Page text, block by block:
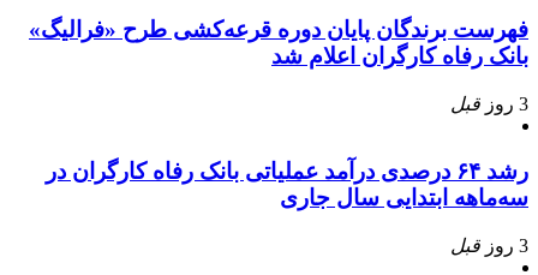
فهرست برندگان پایان دوره قرعه‌کشی طرح «فرالیگ»
بانک رفاه کارگران اعلام شد
3 روز قبل
رشد ۶۴ درصدی درآمد عملیاتی بانک رفاه کارگران در
سه‌ماهه ابتدایی سال جاری
3 روز قبل